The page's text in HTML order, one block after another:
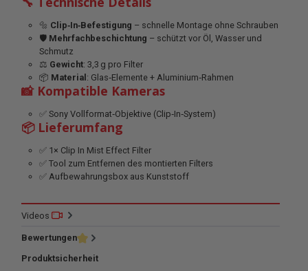
🔩 Clip‑In‑Befestigung – schnelle Montage ohne Schrauben
🛡 Mehrfachbeschichtung – schützt vor Öl, Wasser und
Schmutz
⚖️ Gewicht: 3,3 g pro Filter
📦 Material : Glas‑Elemente + Aluminium‑Rahmen
📸 Kompatible Kameras
✅ Sony Vollformat‑Objektive (Clip‑In‑System)
📦 Lieferumfang
✅ 1× Clip In Mist Effect Filter
✅ Tool zum Entfernen des montierten Filters
✅ Aufbewahrungsbox aus Kunststoff
Videos
Bewertungen
Produktsicherheit